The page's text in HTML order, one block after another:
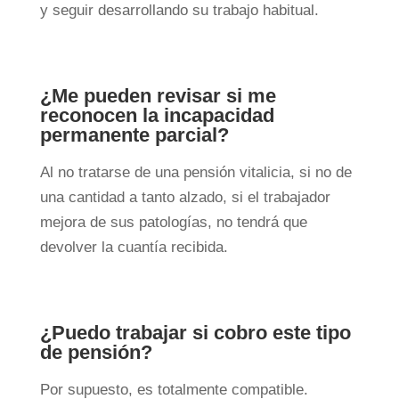
y seguir desarrollando su trabajo habitual.
¿Me pueden revisar si me
reconocen la incapacidad
permanente parcial?
Al no tratarse de una pensión vitalicia, si no de
una cantidad a tanto alzado, si el trabajador
mejora de sus patologías, no tendrá que
devolver la cuantía recibida.
¿Puedo trabajar si cobro este tipo
de pensión?
Por supuesto, es totalmente compatible.